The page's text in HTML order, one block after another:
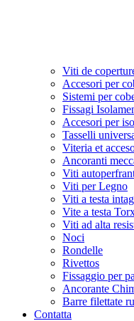
Viti de
Accesori per
Sistemi per
Fissagi
Accesori per
Tasselli
Viteria et
Ancoranti
Viti
Viti per Legno
Viti a testa
Vite a testa
Viti ad alta
Noci
Rondelle
Rivettos
Fissaggio per
Ancorante
Barre filettate
Contatta